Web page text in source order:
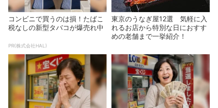
コンビニで買うのは損！たばこ
税なしの新型タバコが爆売れ中
PR(株式会社HAL)
東京のうなぎ屋12選 気軽に入
れるお店から特別な日におすす
めの老舗まで一挙紹介！